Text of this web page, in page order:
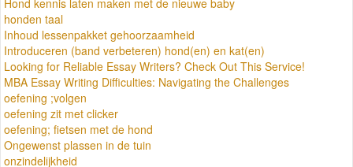
Hond kennis laten maken met de nieuwe baby
honden taal
Inhoud lessenpakket gehoorzaamheid
Introduceren (band verbeteren) hond(en) en kat(en)
Looking for Reliable Essay Writers? Check Out This Service!
MBA Essay Writing Difficulties: Navigating the Challenges
oefening ;volgen
oefening zit met clicker
oefening; fietsen met de hond
Ongewenst plassen in de tuin
onzindelijkheid